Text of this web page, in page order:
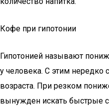
Кофе при гипотонии
Гипотонией называют
у человека. С этим нередко
возраста. При резком
вынужден искать быстрые